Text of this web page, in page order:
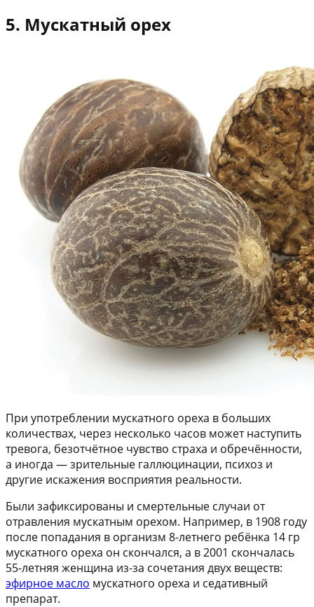
5. Мускатный орех
При употреблении мускатного ореха в больших
количествах, через несколько часов может наступить
тревога, безотчётное чувство страха и обречённости,
а иногда — зрительные галлюцинации, психоз и
другие искажения восприятия реальности.
Были зафиксированы и смертельные случаи от
отравления мускатным орехом. Например, в 1908 году
после попадания в организм 8-летнего ребёнка 14 гр
мускатного ореха он скончался, а в 2001 скончалась
55-летняя женщина из-за сочетания двух веществ:
эфирное масло мускатного ореха и седативный
препарат.